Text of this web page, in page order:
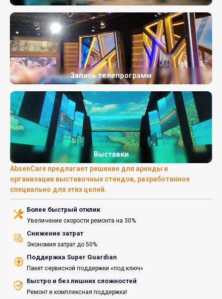
Запись телепрограмм
Выставки
AbsenCare предлагает решение для аренды и
организации выставочных стендов, разработанное
специально для этих целей.
Более быстрый отклик
Увеличение скорости ремонта на 30%
Снижение затрат
Экономия затрат до 50%
Поддержка Super Guardian
Пакет сервисной поддержки «под ключ»
Быстро и без лишних сложностей
Ремонт и комплексная поддержка!